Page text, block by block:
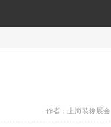
作者： 上海装修展会